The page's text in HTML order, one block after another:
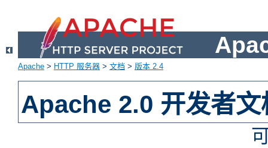
Apache > HTTP 服务器 > 文档 > 版本 2.4
Apache 2.0 开发者文